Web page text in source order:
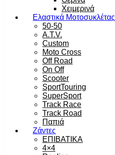
Χειμερινά
Ελαστικά Μοτοσυκλέτας
50-50
A.T.V.
Custom
Moto Cross
Off Road
On Off
Scooter
SportTouring
SuperSport
Track Race
Track Road
Παπιά
Ζάντες
ΕΠΙΒΑΤΙΚΑ
4×4